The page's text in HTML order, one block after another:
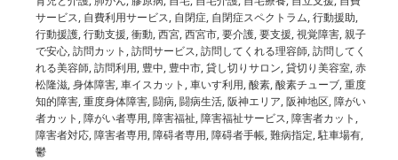
サービス, 自費利用サービス, 自閉症, 自閉症スペクトラム,行動援助,
行動援護,行動支援,衝動,西宮,西宮市,要介護,要支援,視覚障害,親子
で安心,訪問カット ,訪問サービス,訪問してくれる理容師,訪問してく
れる美容師,訪問利用, 豊中, 豊中市,貸し切りサロン,貸切り美容室,赤
松隆滋,身体障害,車イスカット ,車いす利用,酸素,酸素チューブ,重度
知的障害,重度身体障害,闘病,闘病生活,阪神エリア,阪神地区,障がい
者カット ,障がい者専用,障害福祉,障害福祉サービス,障害者カット ,
障害者対応,障害者専用,障碍者専用,障碍者手帳,難病指定,駐車場有,
鬱